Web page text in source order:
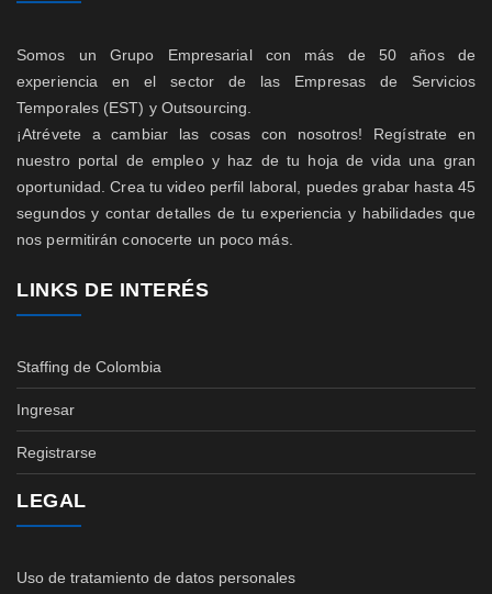
Somos un Grupo Empresarial con más de 50 años de
experiencia en el sector de las Empresas de Servicios
Temporales (EST) y Outsourcing.
¡Atrévete a cambiar las cosas con nosotros! Regístrate en
nuestro portal de empleo y haz de tu hoja de vida una gran
oportunidad. Crea tu video perfil laboral, puedes grabar hasta 45
segundos y contar detalles de tu experiencia y habilidades que
nos permitirán conocerte un poco más.
LINKS DE INTERÉS
Staffing de Colombia
Ingresar
Registrarse
LEGAL
Uso de tratamiento de datos personales